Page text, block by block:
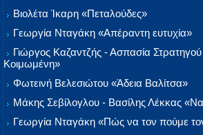
Βιολέτα Ίκαρη «Πεταλούδες»
Γεωργία Νταγάκη «Aπέραντη ευτυχία»
Γιώργος Καζαντζής - Ασπασία
Κοιμωμένη»
Φωτεινή Βελεσιώτου «Άδεια Βαλίτσα»
Μάκης Σεβίλογλου - Βασίλης Λέκκας
Γεωργία Νταγάκη «Πώς να τον πούμε